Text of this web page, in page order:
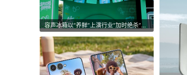
容声冰箱以“养鲜”上演行业“加时绝杀”，定义全食材管理冠军标准